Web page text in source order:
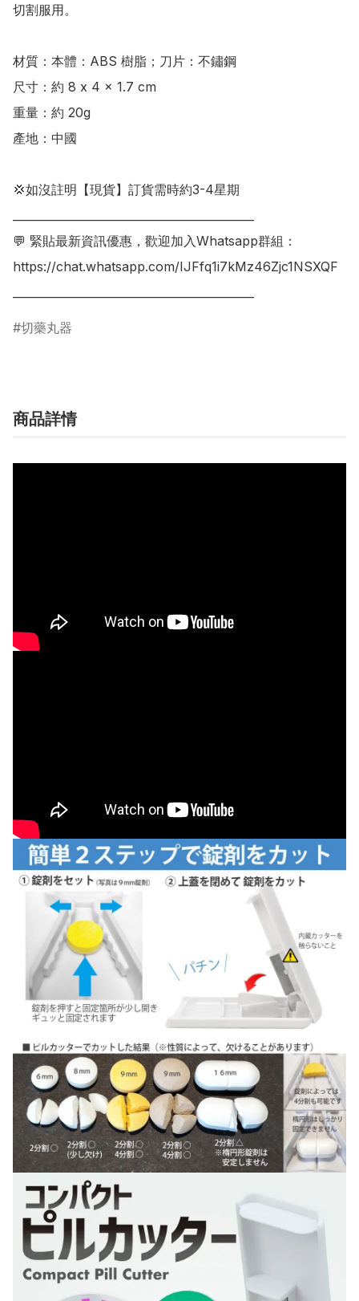
切割服用。
材質：本體：ABS 樹脂；刀片：不鏽鋼
尺寸：約 8 x 4 x 1.7 cm
重量：約 20g
產地：中國
💢如沒註明【現貨】訂貨需時約3-4星期
💬 緊貼最新資訊優惠，歡迎加入Whatsapp群組：
https://chat.whatsapp.com/IJFfq1i7kMz46Zjc1NSXQF
切藥丸器
商品詳情